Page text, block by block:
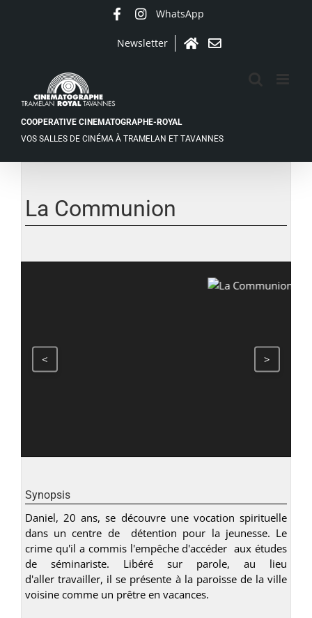
WhatsApp
Newsletter
AccueilContact
COOPERATIVE CINEMATOGRAPHE-ROYAL
VOS SALLES DE CINÉMA À TRAMELAN ET TAVANNES
La Communion
< >
Synopsis
Daniel, 20 ans, se découvre une vocation spirituelle
dans un centre de détention pour la jeunesse. Le
crime qu'il a commis l'empêche d'accéder aux études
de séminariste. Libéré sur parole, au lieu
d'aller travailler, il se présente à la paroisse de la ville
voisine comme un prêtre en vacances.